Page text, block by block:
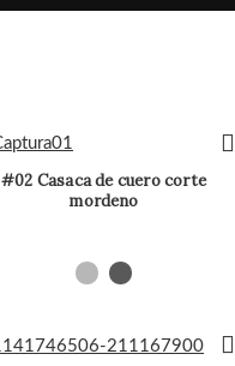
#02 Casaca de cuero corte
mordeno